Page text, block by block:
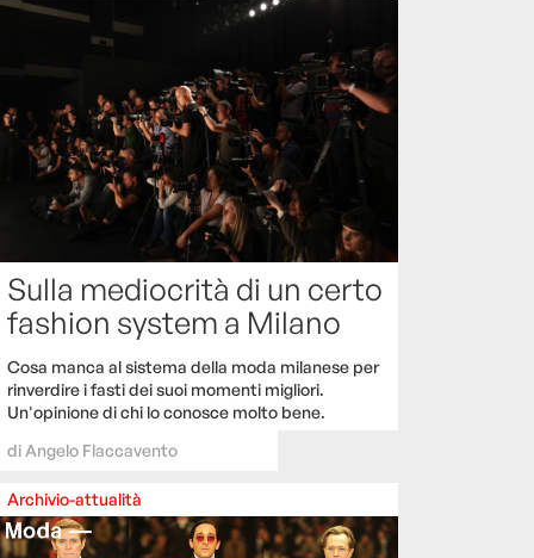
Sulla mediocrità di un certo
fashion system a Milano
Cosa manca al sistema della moda milanese per
rinverdire i fasti dei suoi momenti migliori.
Un'opinione di chi lo conosce molto bene.
di Angelo Flaccavento
Archivio-attualità